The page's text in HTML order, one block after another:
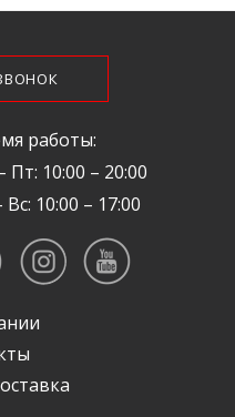
работы:
Пт: 10:00 – 20:00
Вс: 10:00 – 17:00